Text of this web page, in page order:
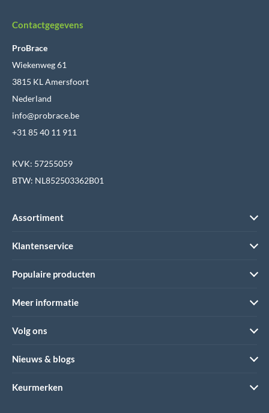
Contactgegevens
ProBrace
Wiekenweg 61
3815 KL Amersfoort
Nederland
info@probrace.be
+31 85 40 11 911
KVK: 57255059
BTW: NL852503362B01
Assortiment
Klantenservice
Populaire producten
Meer informatie
Volg ons
Nieuws & blogs
Keurmerken